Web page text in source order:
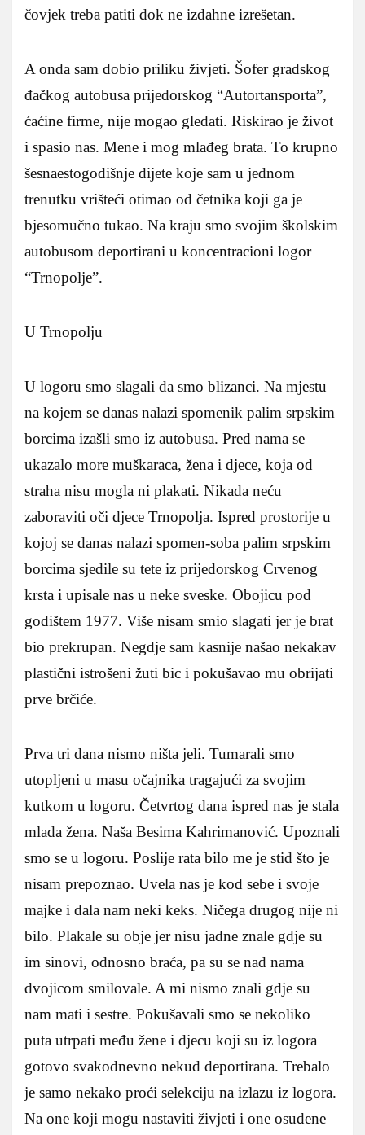
čovjek treba patiti dok ne izdahne izrešetan.
A onda sam dobio priliku živjeti. Šofer gradskog
đačkog autobusa prijedorskog “Autortansporta”,
ćaćine firme, nije mogao gledati. Riskirao je život
i spasio nas. Mene i mog mlađeg brata. To krupno
šesnaestogodišnje dijete koje sam u jednom
trenutku vrišteći otimao od četnika koji ga je
bjesomučno tukao. Na kraju smo svojim školskim
autobusom deportirani u koncentracioni logor
“Trnopolje”.
U Trnopolju
U logoru smo slagali da smo blizanci. Na mjestu
na kojem se danas nalazi spomenik palim srpskim
borcima izašli smo iz autobusa. Pred nama se
ukazalo more muškaraca, žena i djece, koja od
straha nisu mogla ni plakati. Nikada neću
zaboraviti oči djece Trnopolja. Ispred prostorije u
kojoj se danas nalazi spomen‑soba palim srpskim
borcima sjedile su tete iz prijedorskog Crvenog
krsta i upisale nas u neke sveske. Obojicu pod
godištem 1977. Više nisam smio slagati jer je brat
bio prekrupan. Negdje sam kasnije našao nekakav
plastični istrošeni žuti bic i pokušavao mu obrijati
prve brčiće.
Prva tri dana nismo ništa jeli. Tumarali smo
utopljeni u masu očajnika tragajući za svojim
kutkom u logoru. Četvrtog dana ispred nas je stala
mlada žena. Naša Besima Kahrimanović. Upoznali
smo se u logoru. Poslije rata bilo me je stid što je
nisam prepoznao. Uvela nas je kod sebe i svoje
majke i dala nam neki keks. Ničega drugog nije ni
bilo. Plakale su obje jer nisu jadne znale gdje su
im sinovi, odnosno braća, pa su se nad nama
dvojicom smilovale. A mi nismo znali gdje su
nam mati i sestre. Pokušavali smo se nekoliko
puta utrpati među žene i djecu koji su iz logora
gotovo svakodnevno nekud deportirana. Trebalo
je samo nekako proći selekciju na izlazu iz logora.
Na one koji mogu nastaviti živjeti i one osuđene